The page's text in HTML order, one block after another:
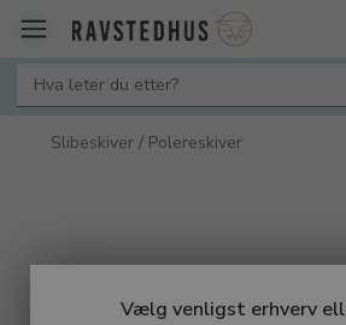
Vælg venligst erhverv
Slibeskiver / Polereskiver